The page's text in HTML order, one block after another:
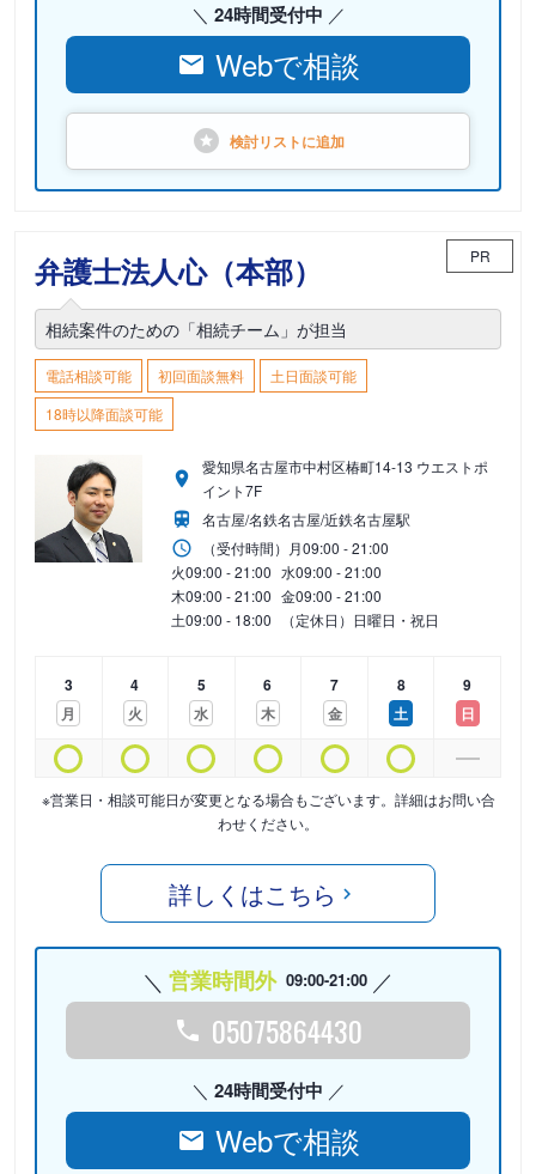
24時間受付中
Webで相談
検討リストに追加
弁護士法人心（本部） PR
相続案件のための「相続チーム」が担当
電話相談可能 初回面談無料
土日面談可能
18時以降面談可能
愛知県名古屋市中村区椿町14-13 ウエストポ
イント7F
名古屋/名鉄名古屋/近鉄名古屋駅
（受付時間） 月09:00 - 21:00
火09:00 - 21:00 水09:00 - 21:00
木09:00 - 21:00 金09:00 - 21:00
土09:00 - 18:00 （定休日）日曜日・祝日
3
月
4
火
5
水
6
木
7
金
8
土
9
日
※営業日・相談可能日が変更となる場合もございます。詳細はお問い合
わせください。
詳しくはこちら
営業時間外 09:00-21:00
05075864430
24時間受付中
Webで相談